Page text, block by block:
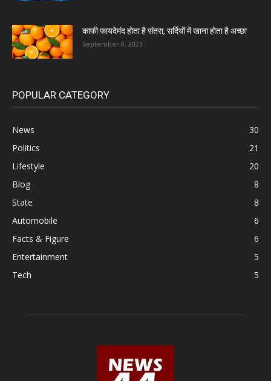
काफी फायदेमंद होता है संतरा, सर्दियों में खाना होता है अच्छा
September 8, 2023
POPULAR CATEGORY
News
30
Politics
21
Lifestyle
20
Blog
8
State
8
Automobile
6
Facts & Figure
6
Entertainment
5
Tech
5